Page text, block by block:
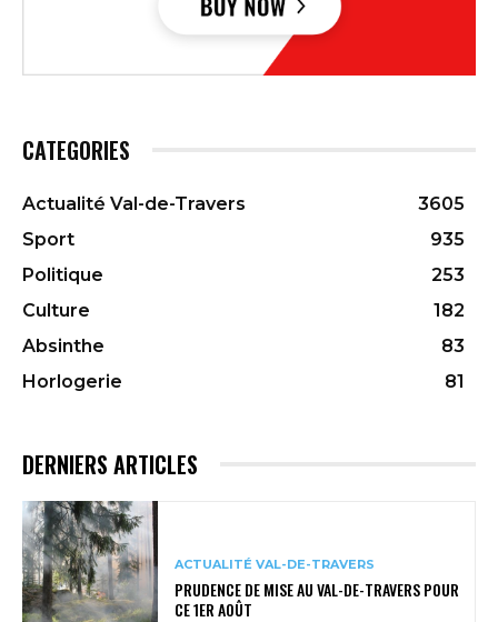
CATEGORIES
Actualité Val-de-Travers
3605
Sport
935
Politique
253
Culture
182
Absinthe
83
Horlogerie
81
DERNIERS ARTICLES
ACTUALITÉ VAL-DE-TRAVERS
PRUDENCE DE MISE AU VAL-DE-TRAVERS POUR
CE 1ER AOÛT